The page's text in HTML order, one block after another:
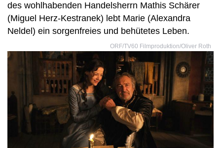
des wohlhabenden Handelsherrn Mathis Schärer
(Miguel Herz-Kestranek) lebt Marie (Alexandra
Neldel) ein sorgenfreies und behütetes Leben.
ORF/TV60 Filmproduktion/Oliver Roth